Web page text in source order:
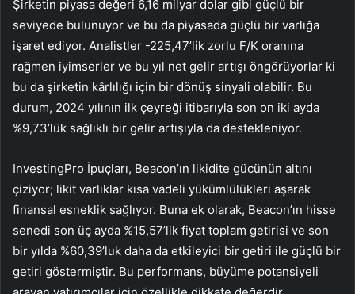
Şirketin piyasa değeri 6,16 milyar dolar gibi güçlü bir
seviyede bulunuyor ve bu da piyasada güçlü bir varlığa
işaret ediyor. Analistler -225,47’lik zorlu F/K oranına
rağmen iyimserler ve bu yıl net gelir artışı öngörüyorlar ki
bu da şirketin kârlılığı için bir dönüş sinyali olabilir. Bu
durum, 2024 yılının ilk çeyreği itibarıyla son on iki ayda
%9,73’lük sağlıklı bir gelir artışıyla da destekleniyor.
InvestingPro İpuçları, Beacon’ın likidite gücünün altını
çiziyor; likit varlıklar kısa vadeli yükümlülükleri aşarak
finansal esneklik sağlıyor. Buna ek olarak, Beacon’ın hisse
senedi son üç ayda %15,57’lik fiyat toplam getirisi ve son
bir yılda %60,39’luk daha da etkileyici bir getiri ile güçlü bir
getiri göstermiştir. Bu performans, büyüme potansiyeli